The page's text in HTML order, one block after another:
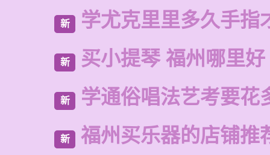
新 学尤克里里多久手指
新 买小提琴 福州哪里好
新 学通俗唱法艺考要花
新 福州买乐器的店铺推